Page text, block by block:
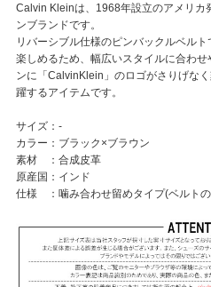
Calvin Kleinは、1968年設立のアメリカ
ンブランドです。
リバーシブル仕様のピンバックルベル
楽しめるため、幅広いスタイルに合わ
ンに「CalvinKlein」のロゴがさりげな
躍するアイテムです。
サイズ：-
カラー：ブラック×ブラウン
素材 ：合成皮革
原産国：インド
仕様 ：噛み合わせ留めタイプ(ベルト